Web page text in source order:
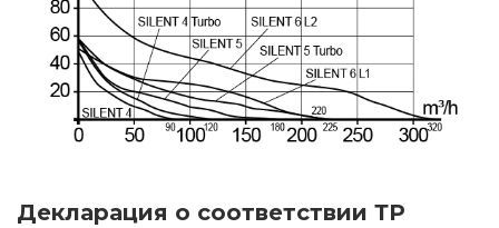
Декларация о соответствии ТР